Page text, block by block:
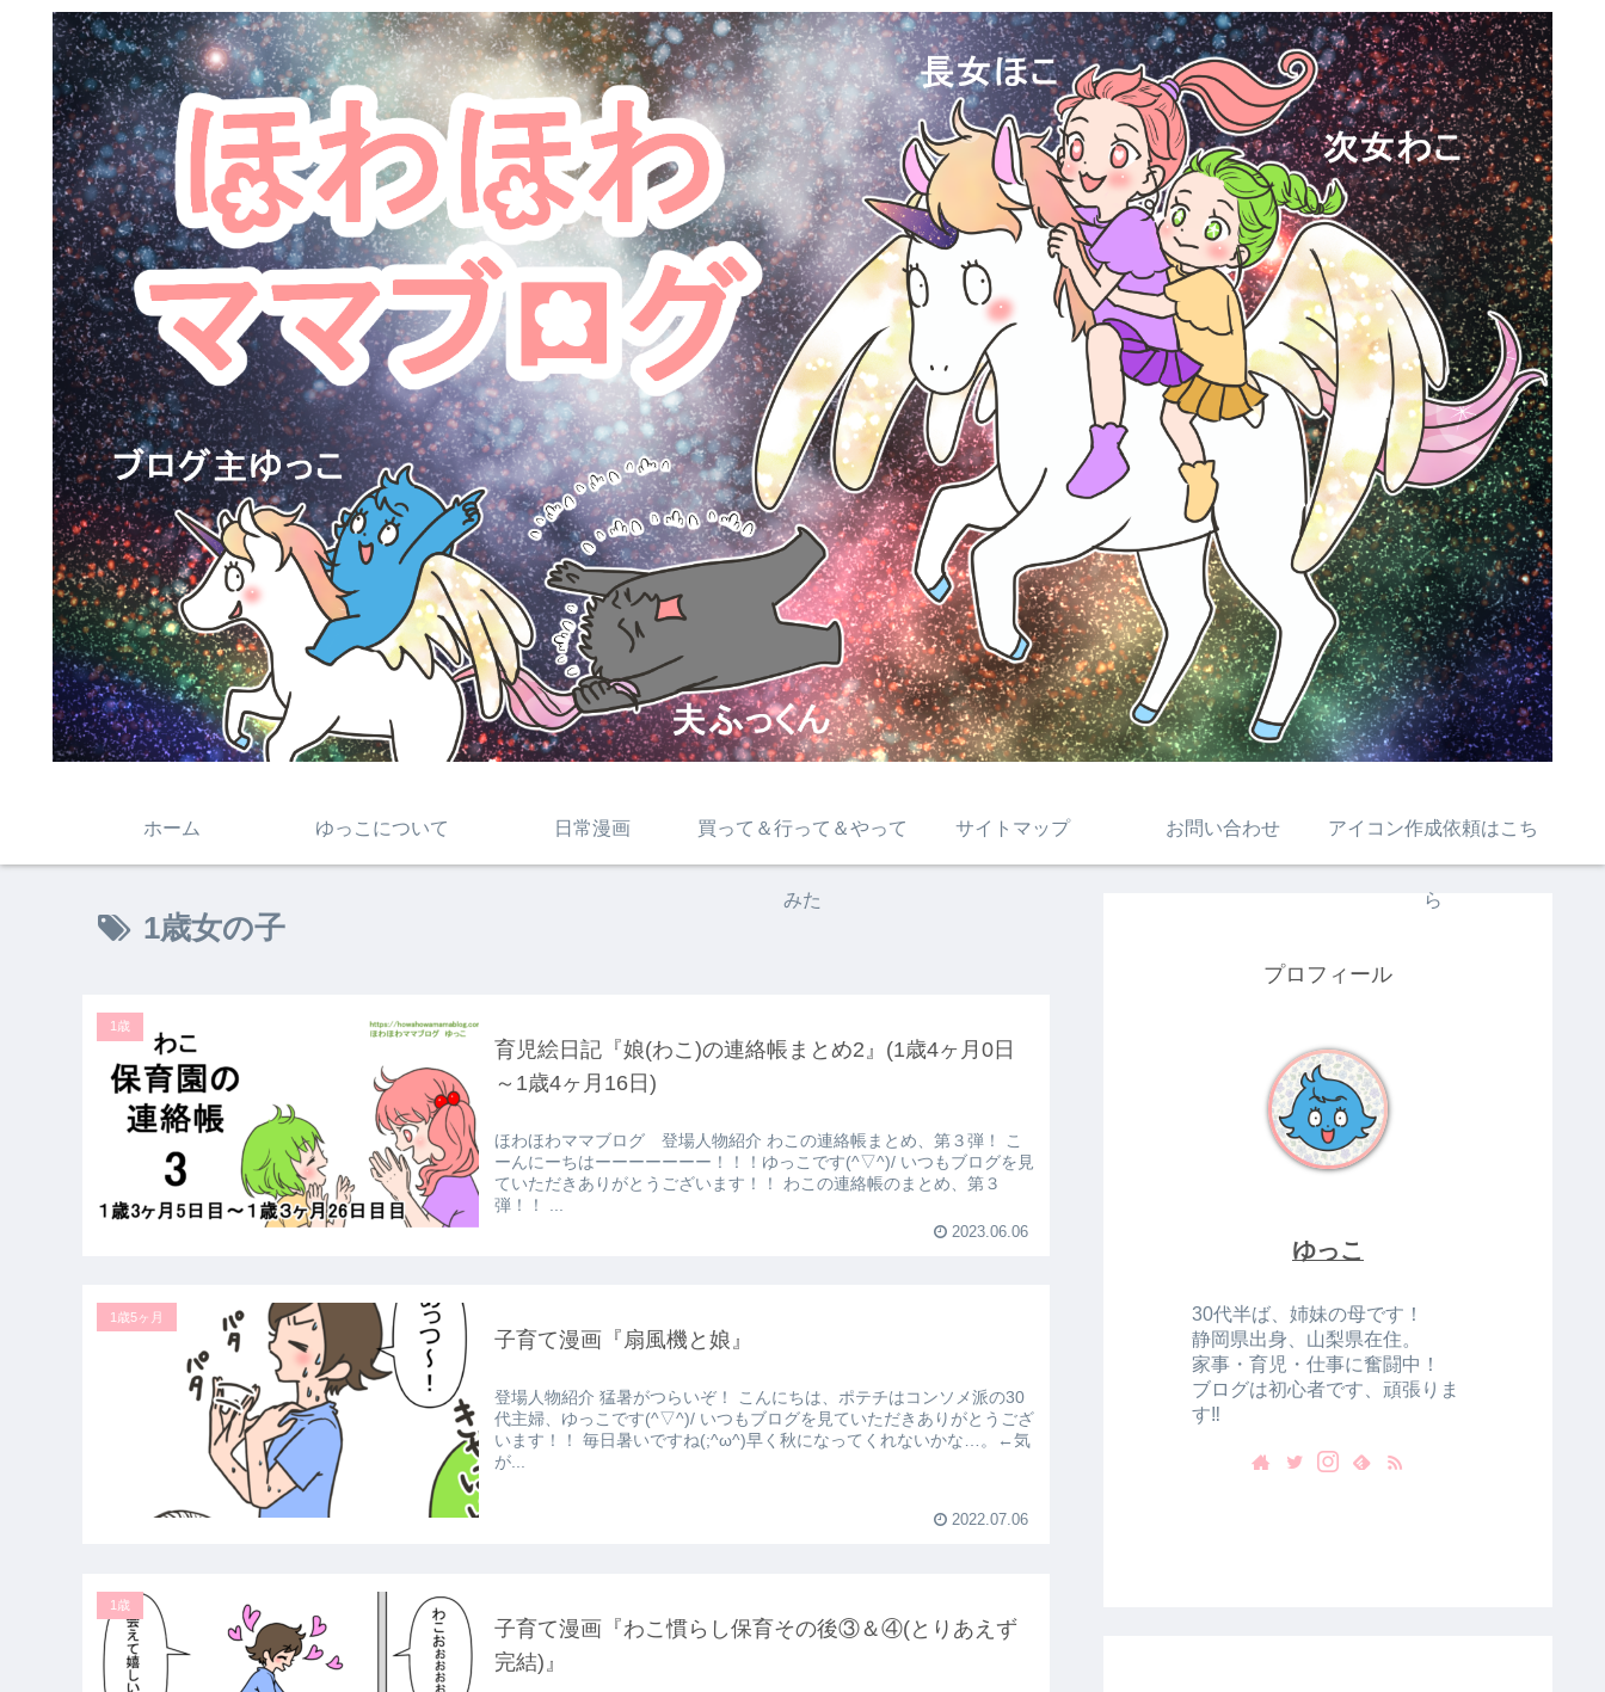
ホーム ゆっこについて 日常漫画 買って＆行って＆やって
みた
サイトマップ お問い合わせ アイコン作成依頼はこち
ら
1歳女の子
1歳
育児絵日記『娘(わこ)の連絡帳まとめ2』(1歳4ヶ月0日
～1歳4ヶ月16日)
ほわほわママブログ 登場人物紹介 わこの連絡帳まとめ、第３弾！ こ
ーんにーちはーーーーーーー！！！ゆっこです(^▽^)/ いつもブログを見
ていただきありがとうございます！！ わこの連絡帳のまとめ、第３
弾！！ ...
2023.06.06
1歳5ヶ月
子育て漫画『扇風機と娘』
登場人物紹介 猛暑がつらいぞ！ こんにちは、ポテチはコンソメ派の30
代主婦、ゆっこです(^▽^)/ いつもブログを見ていただきありがとうござ
います！！ 毎日暑いですね(;^ω^)早く秋になってくれないかな…。←気
が...
2022.07.06
1歳
子育て漫画『わこ慣らし保育その後③＆④(とりあえず
完結)』
プロフィール
ゆっこ
30代半ば、姉妹の母です！
静岡県出身、山梨県在住。
家事・育児・仕事に奮闘中！
ブログは初心者です、頑張りま
す‼